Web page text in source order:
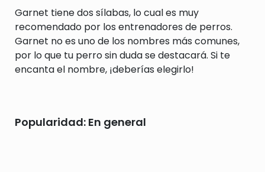
Garnet tiene dos sílabas, lo cual es muy
recomendado por los entrenadores de perros.
Garnet no es uno de los nombres más comunes,
por lo que tu perro sin duda se destacará. Si te
encanta el nombre, ¡deberías elegirlo!
Popularidad: En general